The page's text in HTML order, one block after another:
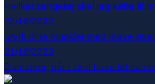
Hvilket sengetøj skal jeg købe til
22/10/2022
Styrk dine muskler med mave
21/10/2022
Dateidéer, når I skal have tid